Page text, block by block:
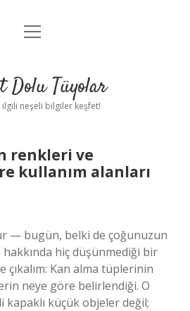
Politikası
Yasal Uyarı
menüyü
Dolu Tüyolar
ilgili neşeli bilgiler keşfet!
renkleri ve
kullanım alanları
— bugün, belki de çoğunuzun
hiç düşünmediği bir
Kan alma tüplerinin
neye göre belirlendiği. O
kapaklı küçük objeler değil;